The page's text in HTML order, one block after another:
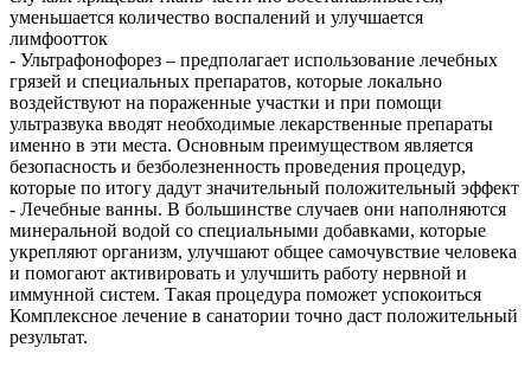
уменьшается количество воспалений и улучшается
лимфоотток
- Ультрафонофорез – предполагает использование лечебных
грязей и специальных препаратов, которые локально
воздействуют на пораженные участки и при помощи
ультразвука вводят необходимые лекарственные препараты
именно в эти места. Основным преимуществом является
безопасность и безболезненность проведения процедур,
которые по итогу дадут значительный положительный эффект
- Лечебные ванны. В большинстве случаев они наполняются
минеральной водой со специальными добавками, которые
укрепляют организм, улучшают общее самочувствие человека
и помогают активировать и улучшить работу нервной и
иммунной систем. Такая процедура поможет успокоиться
Комплексное лечение в санатории точно даст положительный
результат.